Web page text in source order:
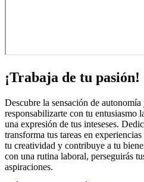
¡Trabaja de tu pasión!
Descubre la sensación de
responsabilizarte con tu entusiasmo
una expresión de tus inteseses.
transforma tus tareas en
tu creatividad y contribuye a tu
con una rutina laboral, perseguirás
aspiraciones.